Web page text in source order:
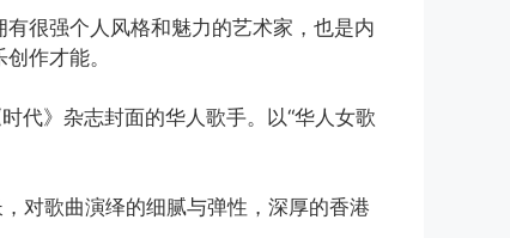
很强个人风格和魅力的艺术家，也是内
作才能。
代》杂志封面的华人歌手。以“华人女歌
对歌曲演绎的细腻与弹性，深厚的香港